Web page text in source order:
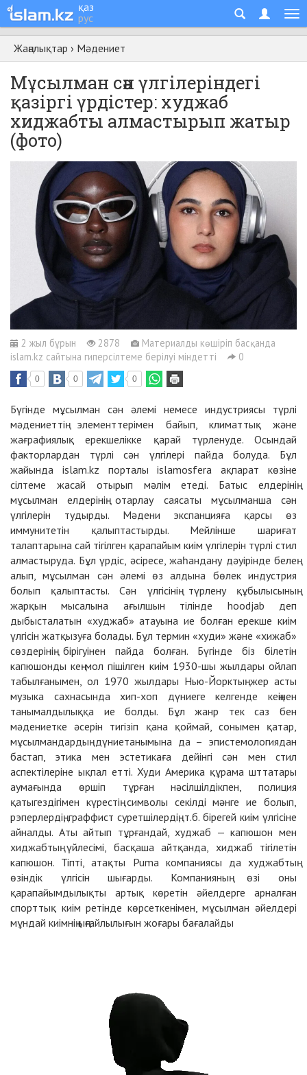
қаз
рус
Жаңалықтар › Мәдениет
Мұсылман сән үлгілеріндегі
қазіргі үрдістер: худжаб
хиджабты алмастырып жатыр
(фото)
2 жыл бұрын 2878
Материалды көшіріп басқанда
islam.kz сайтына гиперсілтеме берілуі міндетті
0
0 0 0
Бүгінде мұсылман сән әлемі немесе индустриясы түрлі
мәдениеттің элементтерімен байып, климаттық және
жағрафиялық ерекшелікке қарай түрленуде. Осындай
факторлардан түрлі сән үлгілері пайда болуда. Бұл
жайында islam.kz порталы islamosfera ақпарат көзіне
сілтеме жасай отырып мәлім етеді. Батыс елдерінің
мұсылман елдерінің отарлау саясаты мұсылманша сән
үлгілерін тудырды. Мәдени экспанцияға қарсы өз
иммунитетін қалыптастырды. Мейлінше шариғат
талаптарына сай тігілген қарапайым киім үлгілерін түрлі стил
алмастыруда. Бұл үрдіс, әсіресе, жаһандану дәуірінде белең
алып, мұсылман сән әлемі өз алдына бөлек индустрия
болып қалыптасты. Сән үлгісінің түрлену құбылысының
жарқын мысалына ағылшын тілінде hoodjab деп
дыбысталатын «худжаб» атауына ие болған ерекше киім
үлгісін жатқызуға болады. Бұл термин «худи» және «хижаб»
сөздерінің бірігуінен пайда болған. Бүгінде біз білетін
капюшонды кең-мол пішілген киім 1930-шы жылдары ойлап
табылғанымен, ол 1970 жылдары Нью-Йорктың жер асты
музыка сахнасында хип-хоп дүниеге келгенде кеңінен
танымалдылыққа ие болды. Бұл жанр тек саз бен
мәдениетке әсерін тигізіп қана қоймай, сонымен қатар,
мұсылмандардың дүниетанымына да – эпистемологиядан
бастап, этика мен эстетикаға дейінгі сән мен стил
аспектілеріне ықпал етті. Худи Америка құрама шттатары
аумағында өршіп тұрған нәсілшілдікпен, полиция
қатыгездігімен күрестің символы секілді мәнге ие болып,
рэперлердің, граффист суретшілердің, т.б. бірегей киім үлгісіне
айналды. Аты айтып тұрғандай, худжаб — капюшон мен
хиджабтың үйлесімі, басқаша айтқанда, хиджаб тігілетін
капюшон. Тіпті, атақты Puma компаниясы да худжабтың
өзіндік үлгісін шығарды. Компанияның өзі оны
қарапайымдылықты артық көретін әйелдерге арналған
спорттық киім ретінде көрсеткенімен, мұсылман әйелдері
мұндай киімнің ыңғайлылығын жоғары бағалайды